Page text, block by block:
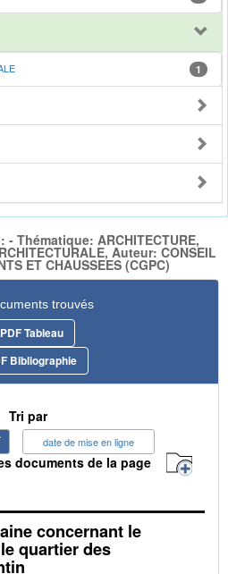
1
Thématique: ARCHITECTURE,
Auteur: CONSEIL
ET CHAUSSEES (CGPC)
trouvés
Tableau
Bibliographie
Tri par
date de mise en ligne
documents de la page
concernant le
quartier des